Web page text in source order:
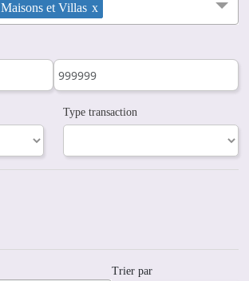
Maisons et Villas x
Type transaction
Trier par